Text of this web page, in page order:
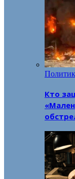
Кто